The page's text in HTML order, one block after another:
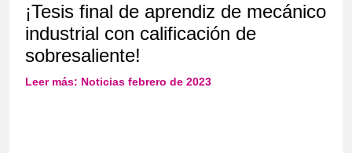
¡Tesis final de aprendiz de mecánico
industrial con calificación de
sobresaliente!
Leer más: Noticias febrero de 2023